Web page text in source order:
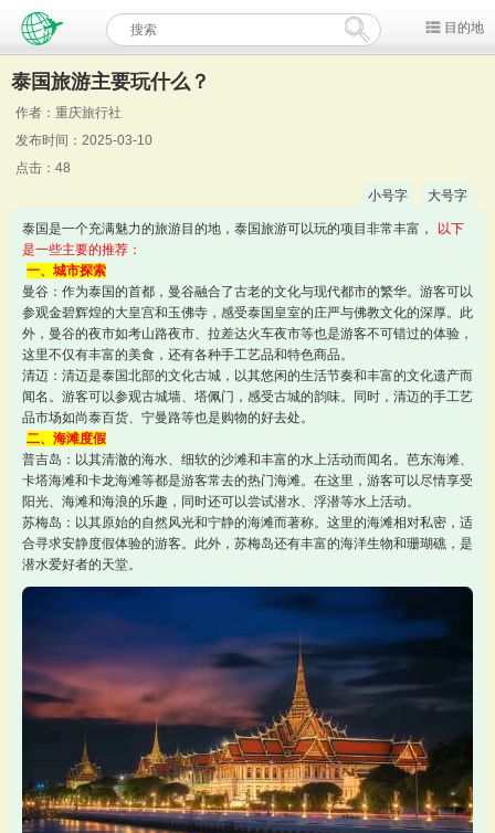
目的地
泰国旅游主要玩什么？
作者：重庆旅行社
发布时间：2025-03-10
点击：48
小号字
大号字
泰国是一个充满魅力的旅游目的地，泰国旅游可以玩的项目非常丰富，
以下
是一些主要的推荐：
一、城市探索
曼谷：作为泰国的首都，曼谷融合了古老的文化与现代都市的繁华。游客可以
参观金碧辉煌的大皇宫和玉佛寺，感受泰国皇室的庄严与佛教文化的深厚。此
外，曼谷的夜市如考山路夜市、拉差达火车夜市等也是游客不可错过的体验，
这里不仅有丰富的美食，还有各种手工艺品和特色商品。
清迈：清迈是泰国北部的文化古城，以其悠闲的生活节奏和丰富的文化遗产而
闻名。游客可以参观古城墙、塔佩门，感受古城的韵味。同时，清迈的手工艺
品市场如尚泰百货、宁曼路等也是购物的好去处。
二、海滩度假
普吉岛：以其清澈的海水、细软的沙滩和丰富的水上活动而闻名。芭东海滩、
卡塔海滩和卡龙海滩等都是游客常去的热门海滩。在这里，游客可以尽情享受
阳光、海滩和海浪的乐趣，同时还可以尝试潜水、浮潜等水上活动。
苏梅岛：以其原始的自然风光和宁静的海滩而著称。这里的海滩相对私密，适
合寻求安静度假体验的游客。此外，苏梅岛还有丰富的海洋生物和珊瑚礁，是
潜水爱好者的天堂。